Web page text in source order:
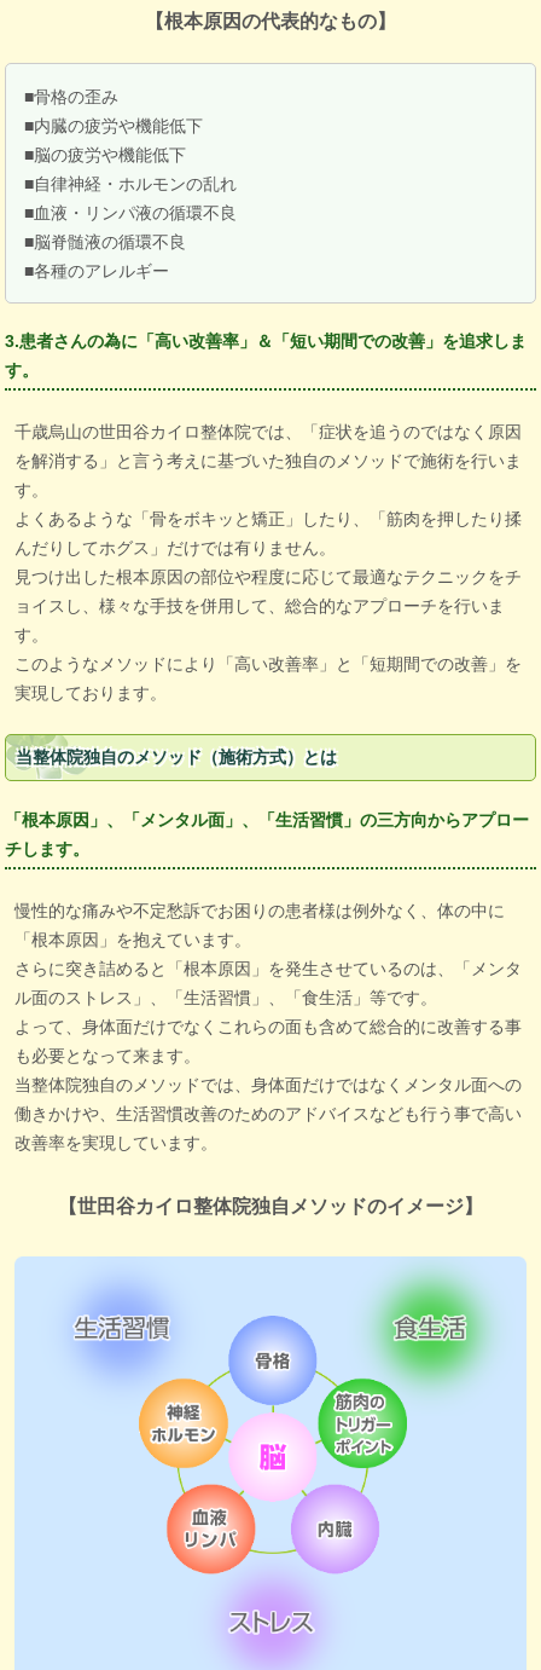
【根本原因の代表的なもの】
■骨格の歪み
■内臓の疲労や機能低下
■脳の疲労や機能低下
■自律神経・ホルモンの乱れ
■血液・リンパ液の循環不良
■脳脊髄液の循環不良
■各種のアレルギー
3.患者さんの為に「高い改善率」＆「短い期間での改善」を追求しま
す。
千歳烏山の世田谷カイロ整体院では、「症状を追うのではなく原因
を解消する」と言う考えに基づいた独自のメソッドで施術を行いま
す。
よくあるような「骨をボキッと矯正」したり、「筋肉を押したり揉
んだりしてホグス」だけでは有りません。
見つけ出した根本原因の部位や程度に応じて最適なテクニックをチ
ョイスし、様々な手技を併用して、総合的なアプローチを行いま
す。
このようなメソッドにより「高い改善率」と「短期間での改善」を
実現しております。
当整体院独自のメソッド（施術方式）とは
「根本原因」、「メンタル面」、「生活習慣」の三方向からアプロー
チします。
慢性的な痛みや不定愁訴でお困りの患者様は例外なく、体の中に
「根本原因」を抱えています。
さらに突き詰めると「根本原因」を発生させているのは、「メンタ
ル面のストレス」、「生活習慣」、「食生活」等です。
よって、身体面だけでなくこれらの面も含めて総合的に改善する事
も必要となって来ます。
当整体院独自のメソッドでは、身体面だけではなくメンタル面への
働きかけや、生活習慣改善のためのアドバイスなども行う事で高い
改善率を実現しています。
【世田谷カイロ整体院独自メソッドのイメージ】